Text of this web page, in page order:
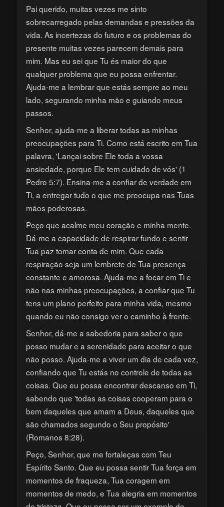
Pai querido, muitas vezes me sinto
sobrecarregado pelas demandas e pressões da
vida. As incertezas do futuro e os problemas do
presente muitas vezes parecem demais para
mim. Mas eu sei que Tu és maior do que
qualquer problema que eu possa enfrentar.
Ajuda-me a lembrar que estás sempre ao meu
lado, segurando minha mão e guiando meus
passos.
Senhor, ajuda-me a liberar todas as minhas
preocupações para Ti. Como está escrito em Tua
palavra, 'Lançai sobre Ele toda a vossa
ansiedade, porque Ele tem cuidado de vós' (1
Pedro 5:7). Ensina-me a confiar de verdade em
Ti, a entregar tudo o que me preocupa nas Tuas
mãos poderosas.
Peço que acalme meu coração e minha mente.
Dá-me a capacidade de respirar fundo e sentir
Tua paz tomar conta de mim. Que cada
respiração seja um lembrete de Tua presença
constante e amorosa. Ajuda-me a focar em Ti e
não nas minhas preocupações, a confiar que Tu
tens um plano perfeito para minha vida, mesmo
quando eu não consigo ver o caminho à frente.
Senhor, dá-me a sabedoria para saber o que
posso mudar e a serenidade para aceitar o que
não posso. Ajuda-me a viver um dia de cada vez,
confiando que Tu estás no controle de todas as
coisas. Que eu possa encontrar descanso em Ti,
sabendo que 'todas as coisas cooperam para o
bem daqueles que amam a Deus, daqueles que
são chamados segundo o Seu propósito'
(Romanos 8:28).
Peço, Senhor, que me fortaleças com Teu
Espírito Santo. Que eu possa sentir Tua força em
momentos de fraqueza, Tua coragem em
momentos de medo, e Tua alegria em momentos